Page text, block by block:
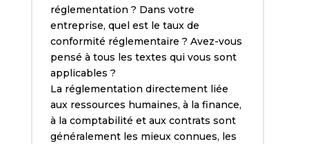
réglementation ? Dans votre
entreprise, quel est le taux de
conformité réglementaire ? Avez-vous
pensé à tous les textes qui vous sont
applicables ?
La réglementation directement liée
aux ressources humaines, à la finance,
à la comptabilité et aux contrats sont
généralement les mieux connues, les